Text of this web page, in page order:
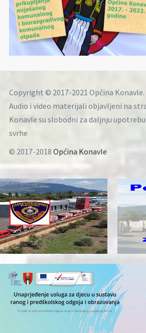
Copyright © 2017-2021 Općina Konavle.
Audio i video materijali objavljeni na
Konavle su slobodni za daljnju
svrhe
© 2017-2018 Općina Konavle